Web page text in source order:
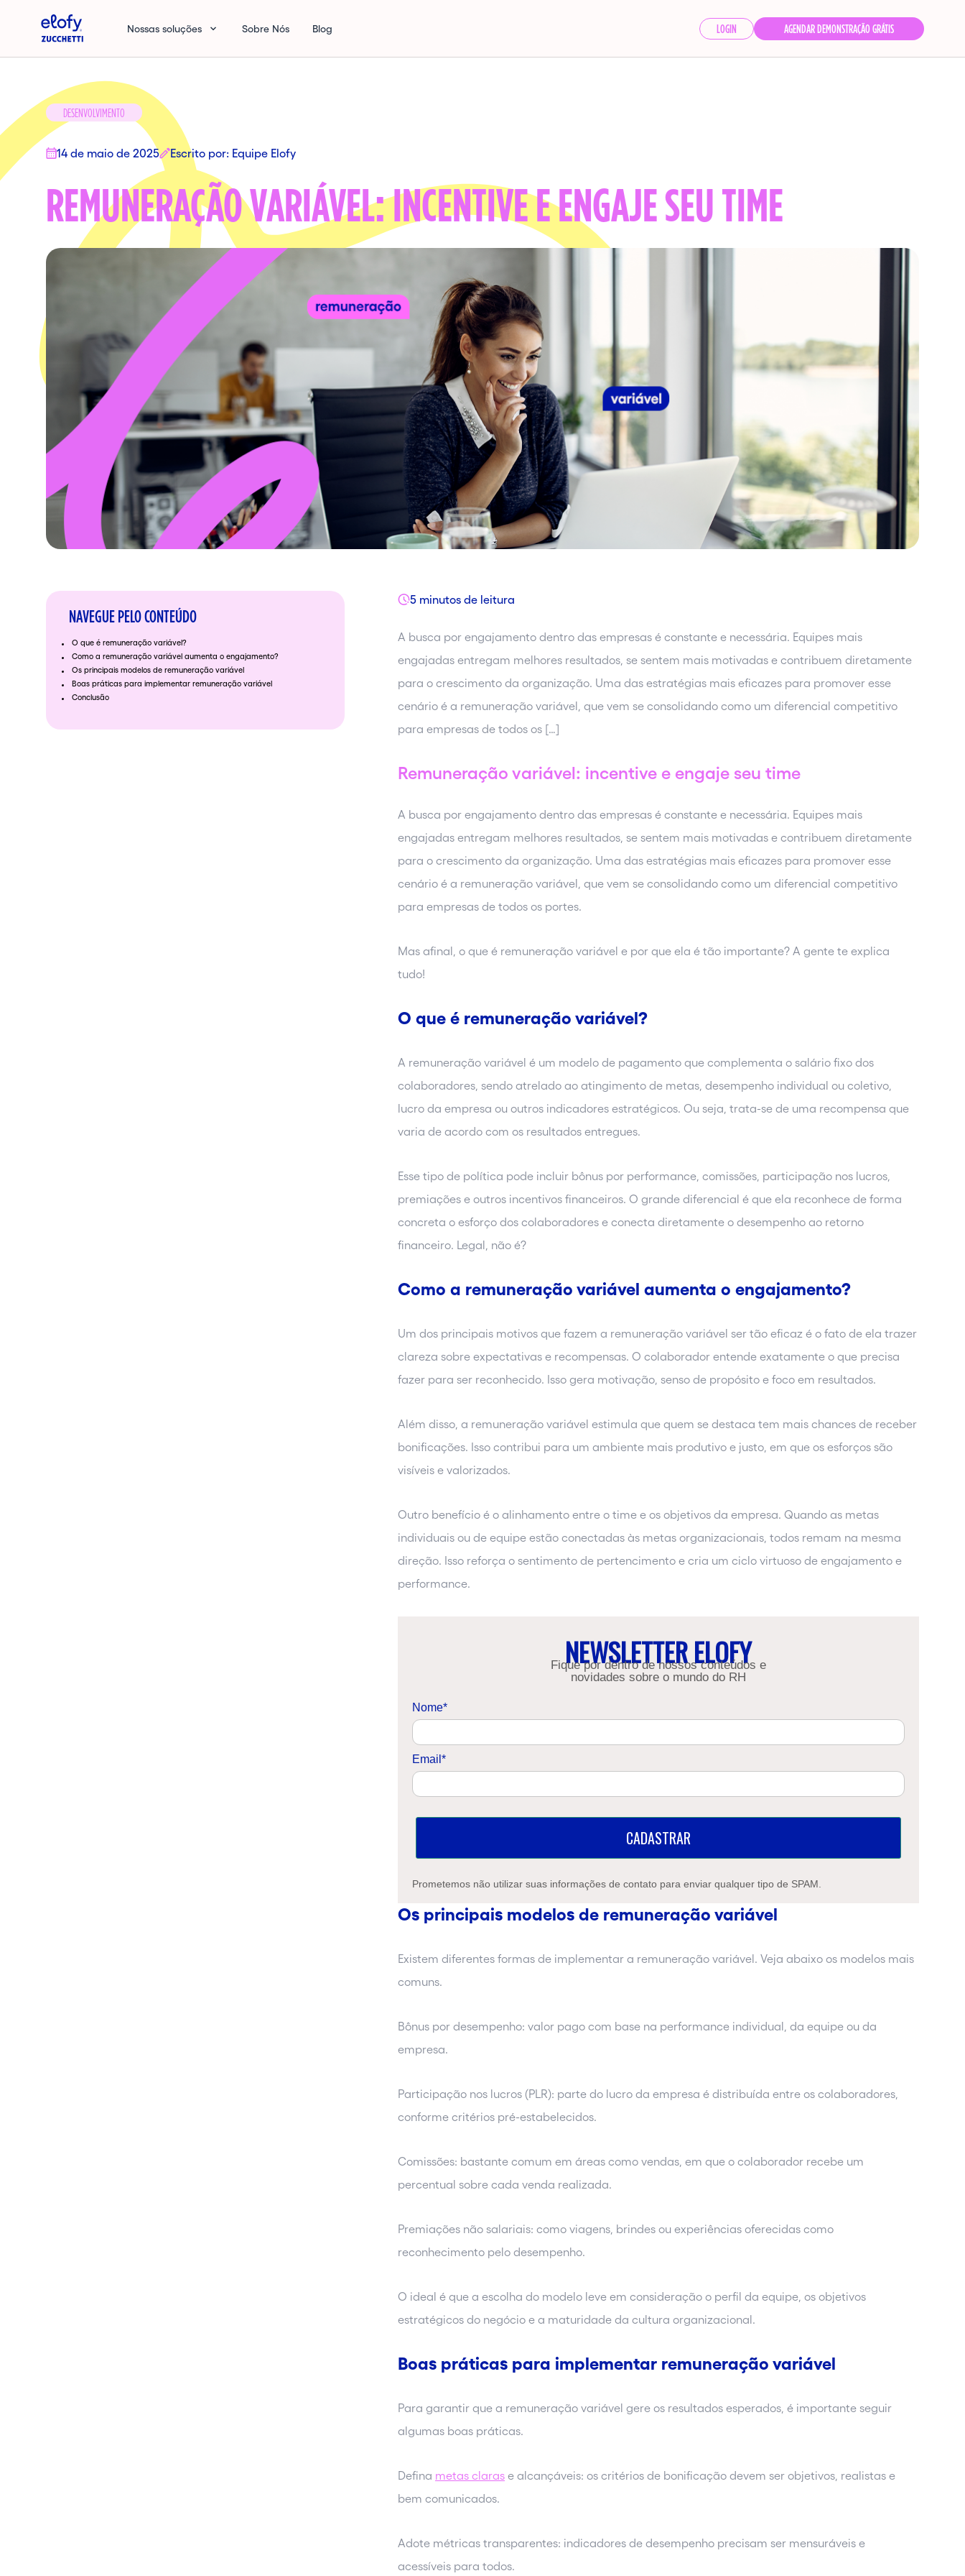
Nossas soluções Sobre Nós Blog LOGIN AGENDAR DEMONSTRAÇÃO GRÁTIS
DESENVOLVIMENTO
14 de maio de 2025 Escrito por: Equipe Elofy
REMUNERAÇÃO VARIÁVEL: INCENTIVE E ENGAJE SEU TIME
NAVEGUE PELO CONTEÚDO
O que é remuneração variável?
Como a remuneração variável aumenta o engajamento?
Os principais modelos de remuneração variável
Boas práticas para implementar remuneração variável
Conclusão
5 minutos de leitura
A busca por engajamento dentro das empresas é constante e necessária. Equipes mais
engajadas entregam melhores resultados, se sentem mais motivadas e contribuem diretamente
para o crescimento da organização. Uma das estratégias mais eficazes para promover esse
cenário é a remuneração variável, que vem se consolidando como um diferencial competitivo
para empresas de todos os […]
Remuneração variável: incentive e engaje seu time
A busca por engajamento dentro das empresas é constante e necessária. Equipes mais
engajadas entregam melhores resultados, se sentem mais motivadas e contribuem diretamente
para o crescimento da organização. Uma das estratégias mais eficazes para promover esse
cenário é a remuneração variável, que vem se consolidando como um diferencial competitivo
para empresas de todos os portes.
Mas afinal, o que é remuneração variável e por que ela é tão importante? A gente te explica
tudo!
O que é remuneração variável?
A remuneração variável é um modelo de pagamento que complementa o salário fixo dos
colaboradores, sendo atrelado ao atingimento de metas, desempenho individual ou coletivo,
lucro da empresa ou outros indicadores estratégicos. Ou seja, trata-se de uma recompensa que
varia de acordo com os resultados entregues.
Esse tipo de política pode incluir bônus por performance, comissões, participação nos lucros,
premiações e outros incentivos financeiros. O grande diferencial é que ela reconhece de forma
concreta o esforço dos colaboradores e conecta diretamente o desempenho ao retorno
financeiro. Legal, não é?
Como a remuneração variável aumenta o engajamento?
Um dos principais motivos que fazem a remuneração variável ser tão eficaz é o fato de ela trazer
clareza sobre expectativas e recompensas. O colaborador entende exatamente o que precisa
fazer para ser reconhecido. Isso gera motivação, senso de propósito e foco em resultados.
Além disso, a remuneração variável estimula que quem se destaca tem mais chances de receber
bonificações. Isso contribui para um ambiente mais produtivo e justo, em que os esforços são
visíveis e valorizados.
Outro benefício é o alinhamento entre o time e os objetivos da empresa. Quando as metas
individuais ou de equipe estão conectadas às metas organizacionais, todos remam na mesma
direção. Isso reforça o sentimento de pertencimento e cria um ciclo virtuoso de engajamento e
performance.
NEWSLETTER ELOFY
Fique por dentro de nossos conteúdos e
novidades sobre o mundo do RH
Nome*
Email*
CADASTRAR
Prometemos não utilizar suas informações de contato para enviar qualquer tipo de SPAM.
Os principais modelos de remuneração variável
Existem diferentes formas de implementar a remuneração variável. Veja abaixo os modelos mais
comuns.
Bônus por desempenho: valor pago com base na performance individual, da equipe ou da
empresa.
Participação nos lucros (PLR): parte do lucro da empresa é distribuída entre os colaboradores,
conforme critérios pré-estabelecidos.
Comissões: bastante comum em áreas como vendas, em que o colaborador recebe um
percentual sobre cada venda realizada.
Premiações não salariais: como viagens, brindes ou experiências oferecidas como
reconhecimento pelo desempenho.
O ideal é que a escolha do modelo leve em consideração o perfil da equipe, os objetivos
estratégicos do negócio e a maturidade da cultura organizacional.
Boas práticas para implementar remuneração variável
Para garantir que a remuneração variável gere os resultados esperados, é importante seguir
algumas boas práticas.
Defina metas claras e alcançáveis: os critérios de bonificação devem ser objetivos, realistas e
bem comunicados.
Adote métricas transparentes: indicadores de desempenho precisam ser mensuráveis e
acessíveis para todos.